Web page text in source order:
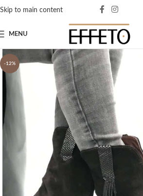
Skip to main content
MENU
-12%